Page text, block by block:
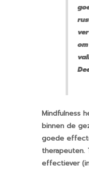
Mindfulness
binnen de
goede
therapeuten.
effectiever